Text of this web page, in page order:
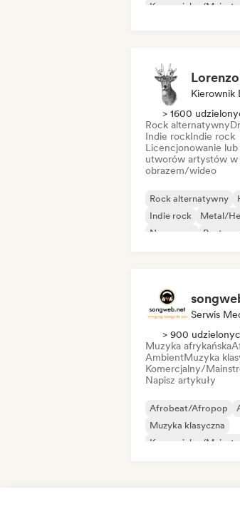
Komercjalny/
Kierownik
> 1600
Rock alternatywny
Indie rockIndie rock
Licencjonowanie
utworów artystów
obrazem/wideo
Rock alternatywny
Indie rock
Metal/
New wave
Post-
Serwis
> 900
Muzyka afrykańska
AmbientMuzyka
Komercjalny/
Napisz artykuły
Afrobeat/Afropop
Muzyka klasyczna
Komercjalny/